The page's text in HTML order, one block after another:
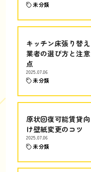
未分類
キッチン床張り替え
業者の選び方と注意
点
2025.07.06
未分類
原状回復可能賃貸向
け壁紙変更のコツ
2025.07.06
未分類